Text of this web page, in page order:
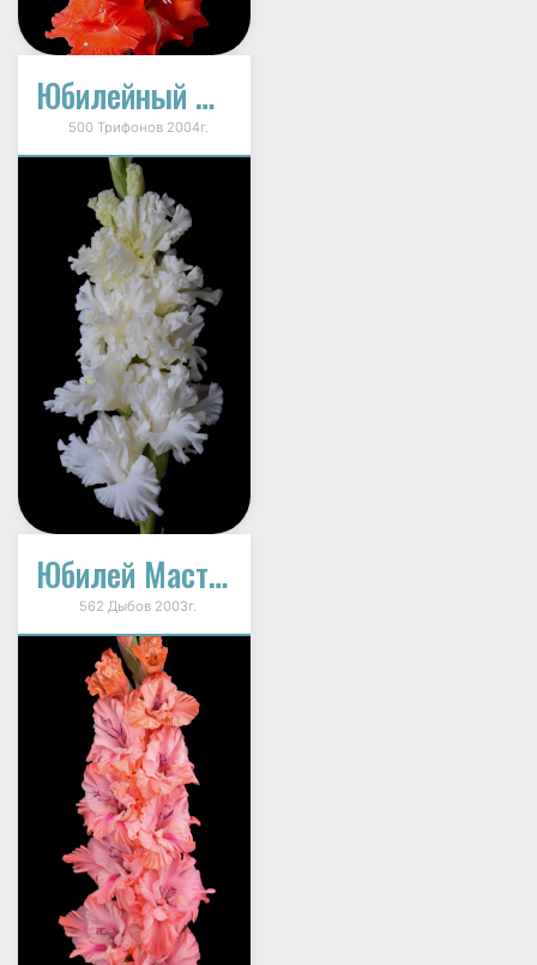
Юбилейный Питер
500 Трифонов 2004г.
Юбилей Мастера
562 Дыбов 2003г.